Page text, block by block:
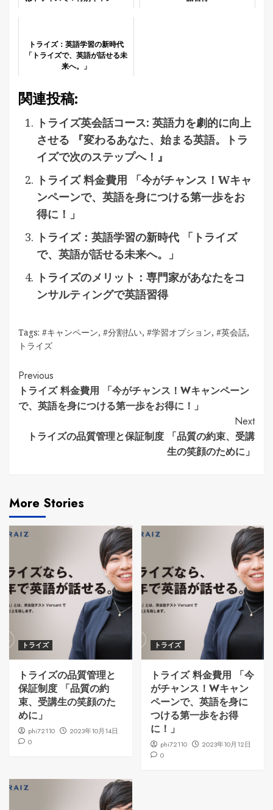
トライズ：英語学習の新時代
「トライズで、英語が話せる未
来へ。」
関連投稿:
トライズ英会話コース: 英語力を劇的に向上
させる 『変わるあなた、始まる英語。トラ
イズで次のステップへ！』
トライズ 料金費用 「今がチャンス！Wキャ
ンペーンで、英語を身につける第一歩をお
得に！」
トライズ：英語学習の新時代 「トライズ
で、英語が話せる未来へ。」
トライズのメリット：専門家があなたをコ
ンサルティングで英語習得
Tags: #キャンペーン, #分割払い, #学習オプション, #英会話,
トライズ
Continue
Reading
Previous
トライズ 料金費用 「今がチャンス！Wキャンペーン
で、英語を身につける第一歩をお得に！」
Next
トライズの品質管理と保証制度 「品質の約束、受講
生の笑顔のために」
More Stories
トライズ
トライズの品質管理と
保証制度 「品質の約
束、受講生の笑顔のた
めに」
phi72110
2023年10月14日
0
トライズ
トライズ 料金費用 「今
がチャンス！Wキャン
ペーンで、英語を身に
つける第一歩をお得
に！」
phi72110
2023年10月12日
0